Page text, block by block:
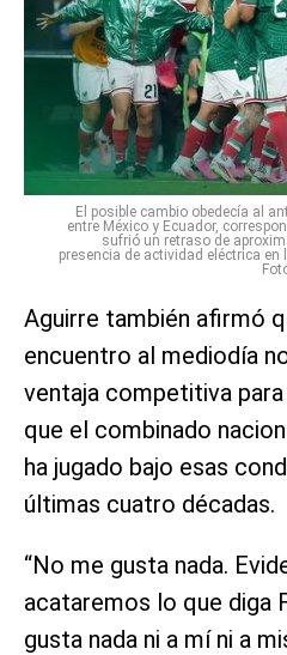
El posible cambio obedecía al
entre México y Ecuador,
sufrió un retraso de
presencia de actividad eléctrica
Aguirre también afirmó
encuentro al mediodía
ventaja competitiva
que el combinado
ha jugado bajo esas
últimas cuatro décadas.
“No me gusta nada.
acataremos lo que diga
gusta nada ni a mí ni a